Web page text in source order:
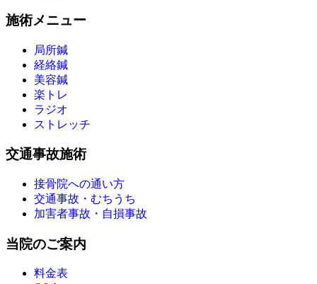
施術メニュー
局所鍼
経絡鍼
美容鍼
楽トレ
ラジオ
ストレッチ
交通事故施術
接骨院への通い方
交通事故・むちうち
加害者事故・自損事故
当院のご案内
料金表